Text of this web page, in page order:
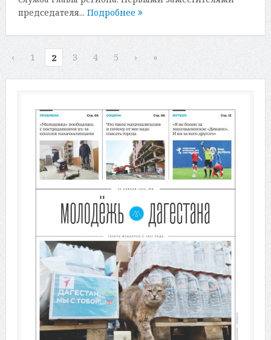
председателя... Подробнее
‹ 1 2 3 4 5 › »